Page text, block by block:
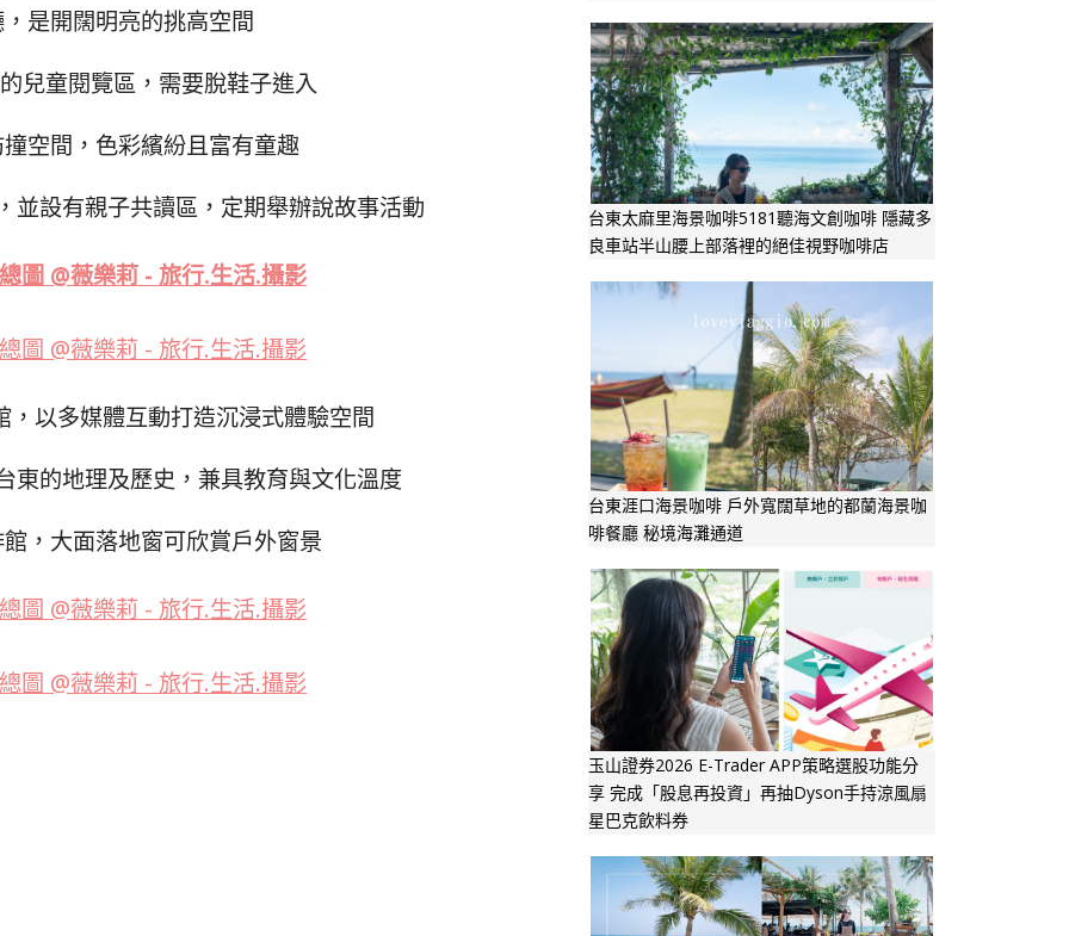
是開闊明亮的挑高空間
兒童閱覽區，需要脫鞋子進入
空間，色彩繽紛且富有童趣
並設有親子共讀區，定期舉辦說故事活動
以多媒體互動打造沉浸式體驗空間
東的地理及歷史，兼具教育與文化溫度
，大面落地窗可欣賞戶外窗景
台東太麻里海景咖啡5181聽海文創咖啡 隱藏多
良車站半山腰上部落裡的絕佳視野咖啡店
台東涯口海景咖啡 戶外寬闊草地的都蘭海景咖
啡餐廳 秘境海灘通道
玉山證券2026 E-Trader APP策略選股功能分
享 完成「股息再投資」再抽Dyson手持涼風扇
星巴克飲料券